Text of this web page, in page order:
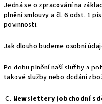
Jedná se o zpracování na
plnění smlouvy a čl. 6 odst. 1
povinnosti.
Jak dlouho budeme osobní
Po dobu plnění naší služby a
takové služby nebo dodání
C. Newslettery (obchodní